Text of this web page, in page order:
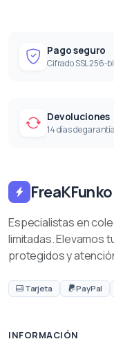
Pago seguro
Cifrado SSL 256-
Devoluciones
14 días de garantía
FreaKFunko
Especialistas en
limitadas. Elevamos
protegidos y
Tarjeta PayPal
INFORMACIÓN